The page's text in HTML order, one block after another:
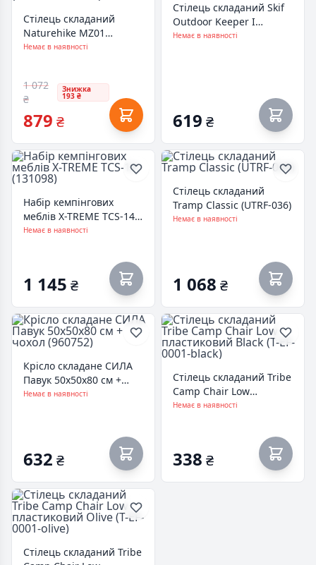
Стілець складаний
Naturehike MZ01
NH18M001-Z чорний
Немає в наявності
1 072
₴
Знижка
193 ₴
879 ₴
Стілець складаний Skif
Outdoor Keeper I
Orange (QP-FD06OR)
Немає в наявності
619 ₴
Набір кемпінгових
меблів X-TREME TCS-14
(131098)
Немає в наявності
1 145 ₴
Стілець складаний
Tramp Classic (UTRF-036)
Немає в наявності
1 068 ₴
Крісло складане СИЛА
Павук 50х50х80 см +
чохол (960752)
Немає в наявності
632 ₴
Стілець складаний Tribe
Camp Chair Low
пластиковий Black (T-EF-
Немає в наявності
338 ₴
Стілець складаний Tribe